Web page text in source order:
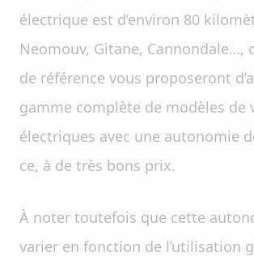
électrique est d’environ 80
Neomouv, Gitane, Cannondale…,
de référence vous proposeront
gamme complète de modèles de
électriques avec une autonomie
ce, à de très bons prix.
À noter toutefois que cette
varier en fonction de l’utilisation